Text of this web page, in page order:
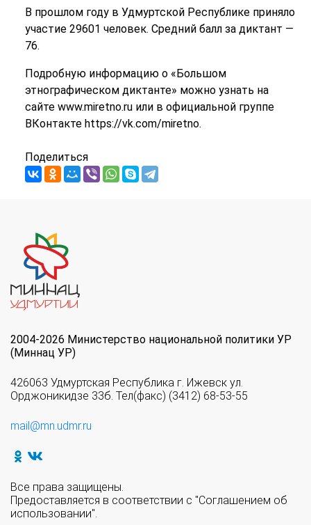
В прошлом году в Удмуртской Республике приняло
участие 29601 человек. Средний балл за диктант —
76.
Подробную информацию о «Большом
этнографическом диктанте» можно узнать на
сайте www.miretno.ru или в официальной группе
ВКонтакте https://vk.com/miretno.
Поделиться
2004-2026 Министерство национальной политики УР
(Миннац УР)
426063 Удмуртская Республика г. Ижевск ул.
Орджоникидзе 33б. Тел(факс) (3412) 68-53-55
mail@mn.udmr.ru
Все права защищены.
Предоставляется в соответствии с "Соглашением об
использовании".